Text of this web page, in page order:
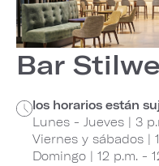
Bar
los horarios están
Lunes - Jueves | 3
Viernes y sábados |
Domingo | 12 p.m. -